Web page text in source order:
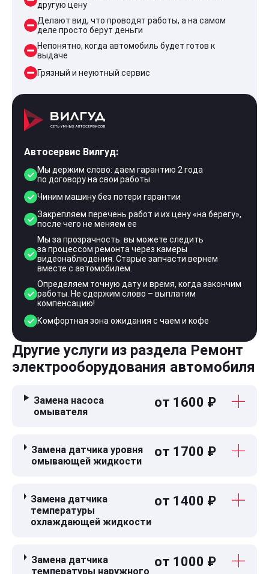
другую цену
Делают вид, что проводят работы, а на самом
деле просто берут деньги
Непонятно, когда автомобиль будет готов к
выдаче
Грязный и неуютный сервис
Автосервис Вилгуд:
Мы держим слово: даем гарантию 2 года
по договору на свои работы
Чиним машину без потери гарантии
Закрепляем перечень работ и их цену «на берегу»,
после чего не меняем ее
Мы за прозрачность: вы можете следить
за процессом ремонта через камеры
видеонаблюдения. Старые запчасти вернем
вместе с автомобилем.
Определяем точную дату и время, когда закончим
работы. Не сдержим слово – выплатим
компенсацию!
Комфортная зона ожидания с чаем и кофе
Другие услуги из раздела Ремонт
электрооборудования автомобиля
Замена насоса
омывателя
от 1600 ₽
Замена датчика уровня
омывающей жидкости
от 1700 ₽
Замена датчика
температуры
охлаждающей жидкости
от 1400 ₽
Замена датчика
температуры наружного
от 1000 ₽